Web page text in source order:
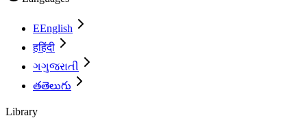
EEnglish
हहिंदी
ગગુજરાતી
తతెలుగు
Library